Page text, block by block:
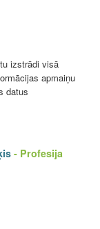
izstrādi visā
apmaiņu
datus
- Profesija